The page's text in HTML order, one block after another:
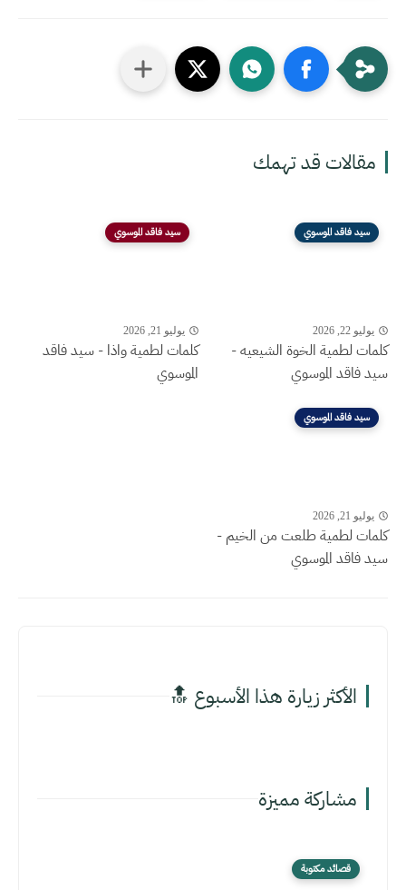
مقالات قد تهمك
سيد فاقد الموسوي
يوليو 22, 2026
كلمات لطمية الخوة الشيعيه -
سيد فاقد الموسوي
سيد فاقد الموسوي
يوليو 21, 2026
كلمات لطمية واذا - سيد فاقد
الموسوي
سيد فاقد الموسوي
يوليو 21, 2026
كلمات لطمية طلعت من الخيم -
سيد فاقد الموسوي
الأكثر زيارة هذا الأسبوع 🔝
مشاركة مميزة
قصائد مكتوبة